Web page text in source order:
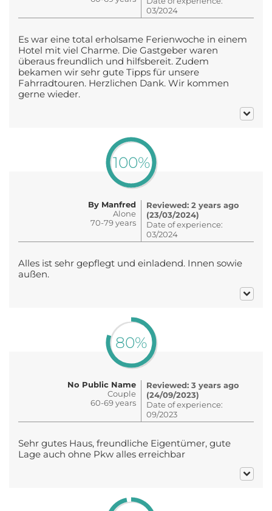
03/2024
Es war eine total erholsame Ferienwoche in einem
Hotel mit viel Charme. Die Gastgeber waren
überaus freundlich und hilfsbereit. Zudem
bekamen wir sehr gute Tipps für unsere
Fahrradtouren. Herzlichen Dank. Wir kommen
gerne wieder.
100%
By Manfred
Alone
70-79 years
Reviewed: 2 years ago
(23/03/2024)
Date of experience:
03/2024
Alles ist sehr gepflegt und einladend. Innen sowie
außen.
80%
No Public Name
Couple
60-69 years
Reviewed: 3 years ago
(24/09/2023)
Date of experience:
09/2023
Sehr gutes Haus, freundliche Eigentümer, gute
Lage auch ohne Pkw alles erreichbar